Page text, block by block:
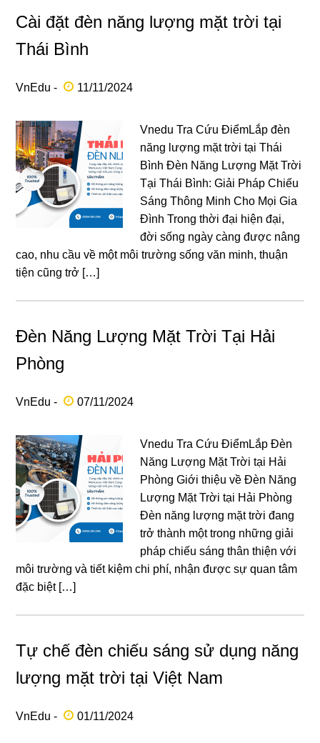
Cài đặt đèn năng lượng mặt trời tại
Thái Bình
VnEdu - 11/11/2024
Vnedu Tra Cứu ĐiểmLắp đèn
năng lượng mặt trời tại Thái
Bình Đèn Năng Lượng Mặt Trời
Tại Thái Bình: Giải Pháp Chiếu
Sáng Thông Minh Cho Mọi Gia
Đình Trong thời đại hiện đại,
đời sống ngày càng được nâng
cao, nhu cầu về một môi trường sống văn minh, thuận
tiện cũng trở […]
Đèn Năng Lượng Mặt Trời Tại Hải
Phòng
VnEdu - 07/11/2024
Vnedu Tra Cứu ĐiểmLắp Đèn
Năng Lượng Mặt Trời tại Hải
Phòng Giới thiệu về Đèn Năng
Lượng Mặt Trời tại Hải Phòng
Đèn năng lượng mặt trời đang
trở thành một trong những giải
pháp chiếu sáng thân thiện với
môi trường và tiết kiệm chi phí, nhận được sự quan tâm
đặc biệt […]
Tự chế đèn chiếu sáng sử dụng năng
lượng mặt trời tại Việt Nam
VnEdu - 01/11/2024